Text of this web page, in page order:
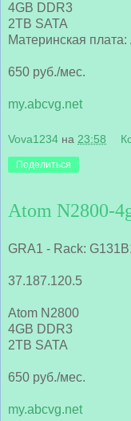
4GB DDR3
2TB SATA
Материнская
650 руб./мес.
my.abcvg.net
Vova1234 на 23:58
Поделиться
Atom N2800-
GRA1 - Rack:
37.187.120.5
Atom N2800
4GB DDR3
2TB SATA
650 руб./мес.
my.abcvg.net